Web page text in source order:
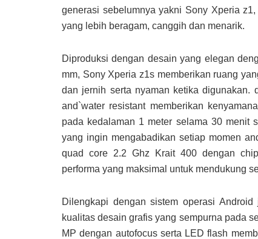
generasi sebelumnya yakni Sony Xperia
yang lebih beragam, canggih dan menarik.
Diproduksi dengan desain yang elegan
mm, Sony Xperia z1s memberikan ruang
dan jernih serta nyaman ketika digunakan.
and`water resistant memberikan
pada kedalaman 1 meter selama 30 menit
yang ingin mengabadikan setiap momen
quad core 2.2 Ghz Krait 400 dengan
performa yang maksimal untuk mendukung
Dilengkapi dengan sistem operasi
kualitas desain grafis yang sempurna pada
MP dengan autofocus serta LED flash